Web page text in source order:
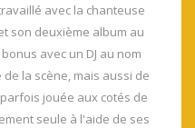
avec la chanteuse
son deuxième album au
avec un DJ au nom
de la scène, mais aussi de
jouée aux cotés de
seule à l'aide de ses